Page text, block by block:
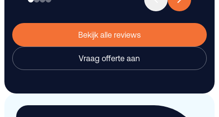
Bekijk alle reviews
Vraag offerte aan